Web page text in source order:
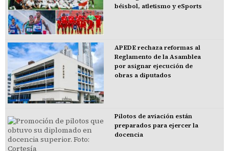
béisbol, atletismo y eSports
APEDE rechaza reformas al
Reglamento de la Asamblea
por asignar ejecución de
obras a diputados
Pilotos de aviación están
preparados para ejercer la
docencia